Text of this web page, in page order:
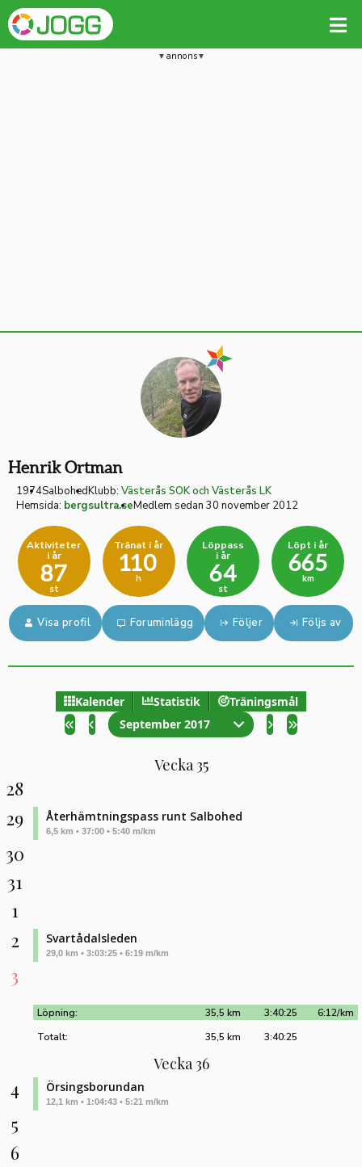
annons
Henrik Ortman
1974SalbohedKlubb: Västerås SOK och Västerås LK
Hemsida: bergsultra.seMedlem sedan 30 november 2012
Aktiviteter
i år
87
st
Tränat i år
110
h
Löppass
i år
64
st
Löpt i år
665
km
Visa profil Foruminlägg Följer Följs av
Kalender Statistik
Träningsmål
September 2017
Vecka 35
28
29
Återhämtningspass runt Salbohed
6,5 km • 37:00 • 5:40 m/km
30
31
1
2
Svartådalsleden
29,0 km • 3:03:25 • 6:19 m/km
3
Löpning: 6:12/km
3:40:25
35,5 km
Totalt:
3:40:25
35,5 km
Vecka 36
4 Örsingsborundan
12,1 km • 1:04:43 • 5:21 m/km
5
6